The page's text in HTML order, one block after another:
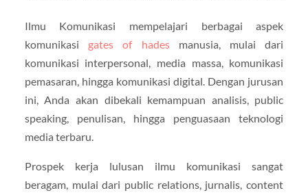
Ilmu Komunikasi mempelajari berbagai aspek
komunikasi gates of hadesmanusia, mulai dari
komunikasi interpersonal, media massa, komunikasi
pemasaran, hingga komunikasi digital. Dengan jurusan
ini, Anda akan dibekali kemampuan analisis, public
speaking, penulisan, hingga penguasaan teknologi
media terbaru.
Prospek kerja lulusan ilmu komunikasi sangat
beragam, mulai dari public relations, jurnalis, content